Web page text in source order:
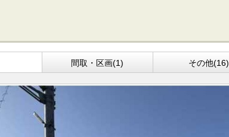
間取・区画(1) その他(16)